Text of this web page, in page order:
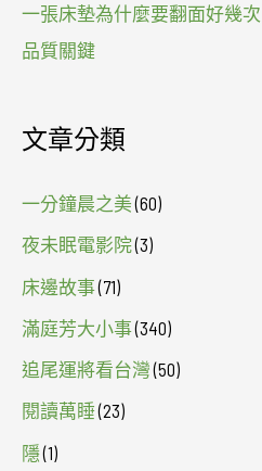
一張床墊為什麼要翻面好幾
品質關鍵
文章分類
一分鐘晨之美(60)
夜未眠電影院(3)
床邊故事(71)
滿庭芳大小事(340)
追尾運將看台灣(50)
閱讀萬睡(23)
隱(1)